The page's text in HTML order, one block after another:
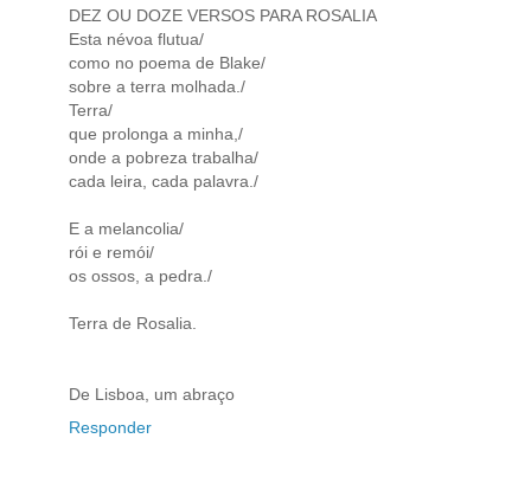
DEZ OU DOZE VERSOS PARA ROSALIA
Esta névoa flutua/
como no poema de Blake/
sobre a terra molhada./
Terra/
que prolonga a minha,/
onde a pobreza trabalha/
cada leira, cada palavra./
E a melancolia/
rói e remói/
os ossos, a pedra./
Terra de Rosalia.
De Lisboa, um abraço
Responder